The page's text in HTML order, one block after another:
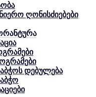
ღონისძიებები
დებულება